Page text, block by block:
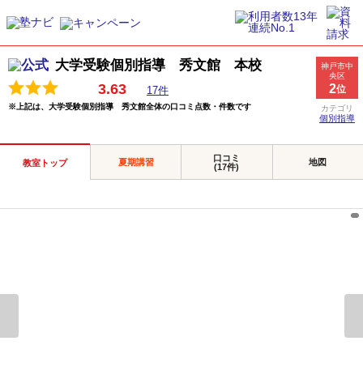
大学受験個別指導 秀文館 本校
3.63 17件
※上記は、大学受験個別指導 秀文館全体の口コミ点数・件数です
神戸市中
央区
2位
カテゴリ
個別指導
教室トップ 夏期講習
口コミ
(17件)
地図